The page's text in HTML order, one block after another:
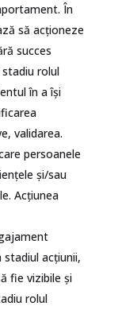
În
să acționeze
succes
rolul
în a își
validarea.
persoanele
și/sau
Acțiunea
stadiul acțiunii,
fie vizibile și
rolul